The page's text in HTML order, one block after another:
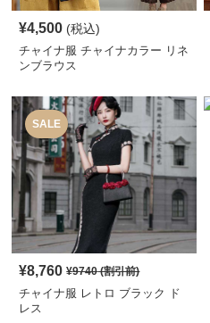
¥4,500 (税込)
チャイナ服 チャイナカラー リネ
ンブラウス
SALE
¥8,760 ¥9740(割引前)
チャイナ服 レトロ ブラック ド
レス